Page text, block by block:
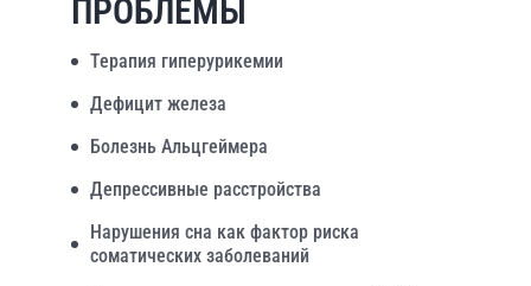
ПРОБЛЕМЫ
Терапия гиперурикемии
Дефицит железа
Болезнь Альцгеймера
Депрессивные расстройства
Нарушения сна как фактор риска
соматических заболеваний